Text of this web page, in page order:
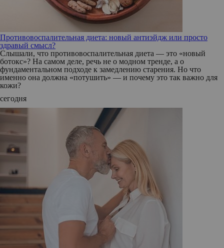
Противовоспалительная диета: новый антиэйдж или просто
здравый смысл?
Слышали, что противовоспалительная диета — это «новый
ботокс»? На самом деле, речь не о модном тренде, а о
фундаментальном подходе к замедлению старения. Но что
именно она должна «потушить» — и почему это так важно для
кожи?
сегодня